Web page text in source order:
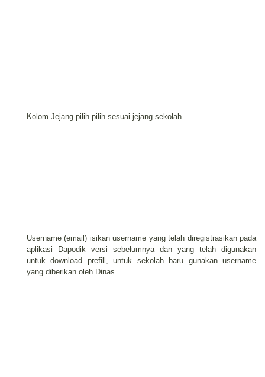
Kolom Jejang pilih pilih sesuai jejang sekolah
Username (email) isikan username yang telah diregistrasikan pada
aplikasi Dapodik versi sebelumnya dan yang telah digunakan
untuk download prefill, untuk sekolah baru gunakan username
yang diberikan oleh Dinas.